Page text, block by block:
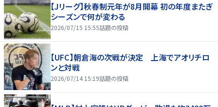
【Jリーグ】秋春制元年が8月開幕 初の年度またぎ
シーズンで何が変わる
2026/07/15 15:55話題の投稿
【UFC】朝倉海の次戦が決定 上海でアオリチロ
ンと対戦
2026/07/14 15:19話題の投稿